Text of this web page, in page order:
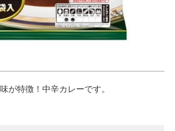
が特徴！中辛カレーです。